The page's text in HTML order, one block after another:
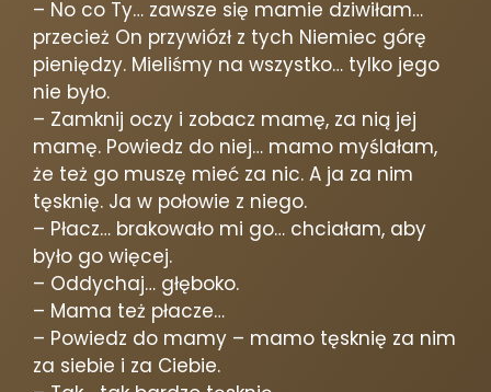
– No co Ty… zawsze się mamie dziwiłam…
przecież On przywiózł z tych Niemiec górę
pieniędzy. Mieliśmy na wszystko… tylko jego
nie było.
– Zamknij oczy i zobacz mamę, za nią jej
mamę. Powiedz do niej… mamo myślałam,
że też go muszę mieć za nic. A ja za nim
tęsknię. Ja w połowie z niego.
– Płacz… brakowało mi go… chciałam, aby
było go więcej.
– Oddychaj… głęboko.
– Mama też płacze…
– Powiedz do mamy – mamo tęsknię za nim
za siebie i za Ciebie.